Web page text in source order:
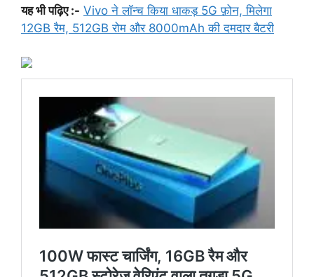
यह भी पढ़िए :- Vivo ने लॉन्च किया धाकड़ 5G फ़ोन, मिलेगा
12GB रैम, 512GB रोम और 8000mAh की दमदार बैटरी